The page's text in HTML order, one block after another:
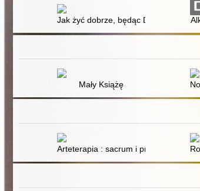
Jak żyć dobrze, będąc DDA
Mały Książę
Arteterapia : sacrum i profanum